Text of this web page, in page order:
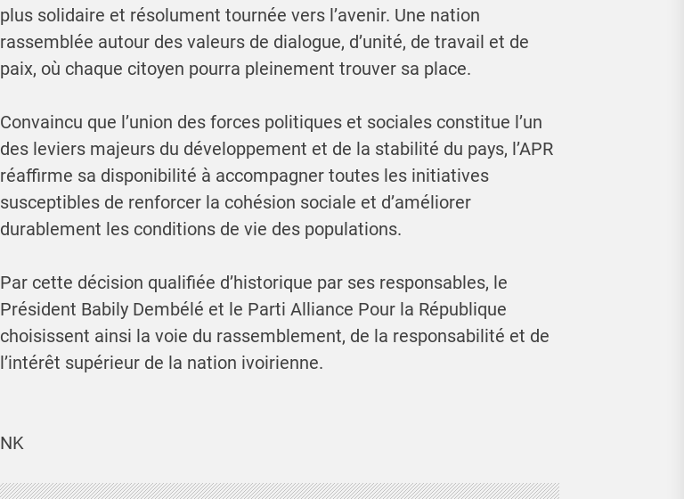
plus solidaire et résolument tournée vers l’avenir. Une nation
rassemblée autour des valeurs de dialogue, d’unité, de travail et de
paix, où chaque citoyen pourra pleinement trouver sa place.
Convaincu que l’union des forces politiques et sociales constitue l’un
des leviers majeurs du développement et de la stabilité du pays, l’APR
réaffirme sa disponibilité à accompagner toutes les initiatives
susceptibles de renforcer la cohésion sociale et d’améliorer
durablement les conditions de vie des populations.
Par cette décision qualifiée d’historique par ses responsables, le
Président Babily Dembélé et le Parti Alliance Pour la République
choisissent ainsi la voie du rassemblement, de la responsabilité et de
l’intérêt supérieur de la nation ivoirienne.
NK